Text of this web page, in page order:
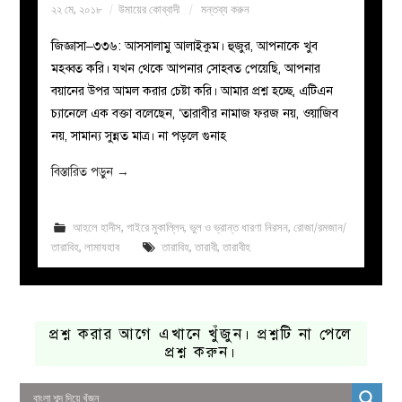
২২ মে, ২০১৮ উমায়ের কোব্বাদী মন্তব্য করুন
জিজ্ঞাসা–৩৩৬: আসসালামু আলাইকুম। হুজুর, আপনাকে খুব
মহব্বত করি। যখন থেকে আপনার সোহবত পেয়েছি, আপনার
বয়ানের উপর আমল করার চেষ্টা করি। আমার প্রশ্ন হচ্ছে, এটিএন
চ্যানেলে এক বক্তা বলেছেন, ‘তারাবীর নামাজ ফরজ নয়, ওয়াজিব
নয়, সামান্য সুন্নত মাত্র। না পড়লে গুনাহ
বিস্তারিত পড়ুন →
আহলে হাদীস, গাইরে মুকাল্লিদ, ভুল ও ভ্রান্ত ধারণা নিরসন, রোজা/রমজান/
তারাবিহ,লামাযহাব তারাবিহ, তারাবী, তারাবীহ
প্রশ্ন করার আগে এখানে খুঁজুন। প্রশ্নটি না পেলে
প্রশ্ন করুন।